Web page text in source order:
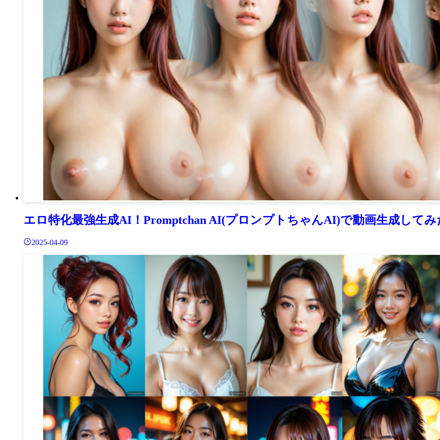
エロ特化最強生成AI！Promptchan AI(プロンプトちゃんAI)で動画生成してみ
2025-04-09